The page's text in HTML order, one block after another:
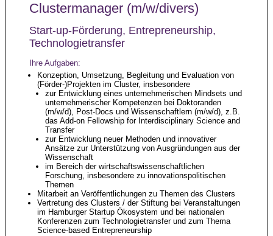
Clustermanager (m/w/divers)
Start-up-Förderung, Entrepreneurship,
Technologietransfer
Ihre Aufgaben:
Konzeption, Umsetzung, Begleitung und Evaluation von
(Förder-)Projekten im Cluster, insbesondere
zur Entwicklung eines unternehmerischen Mindsets und
unternehmerischer Kompetenzen bei Doktoranden
(m/w/d), Post-Docs und Wissenschaftlern (m/w/d), z.B.
das Add-on Fellowship for Interdisciplinary Science and
Transfer
zur Entwicklung neuer Methoden und innovativer
Ansätze zur Unterstützung von Ausgründungen aus der
Wissenschaft
im Bereich der wirtschaftswissenschaftlichen
Forschung, insbesondere zu innovationspolitischen
Themen
Mitarbeit an Veröffentlichungen zu Themen des Clusters
Vertretung des Clusters / der Stiftung bei Veranstaltungen
im Hamburger Startup Ökosystem und bei nationalen
Konferenzen zum Technologietransfer und zum Thema
Science-based Entrepreneurship